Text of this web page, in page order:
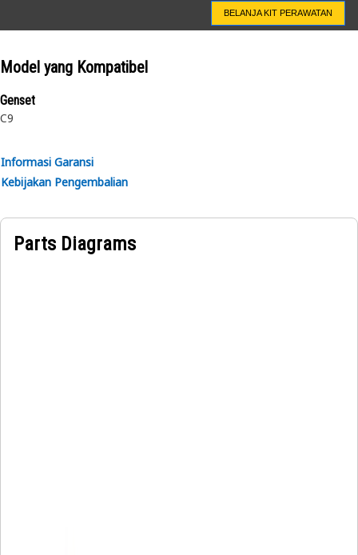
BELANJA KIT PERAWATAN
Model yang Kompatibel
Genset
C9
Informasi Garansi
Kebijakan Pengembalian
Parts Diagrams